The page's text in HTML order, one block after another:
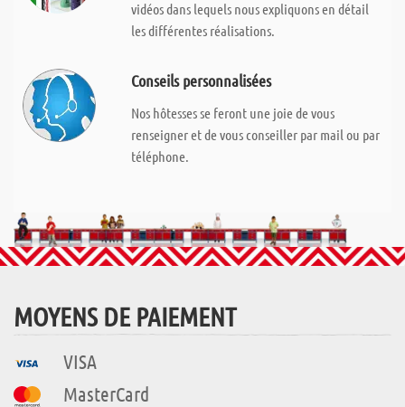
vidéos dans lequels nous expliquons en détail
les différentes réalisations.
Conseils personnalisées
Nos hôtesses se feront une joie de vous
renseigner et de vous conseiller par mail ou par
téléphone.
MOYENS DE PAIEMENT
VISA
MasterCard